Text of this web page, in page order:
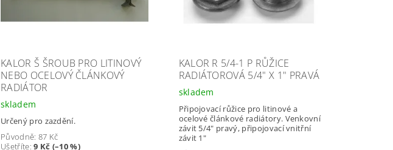
KALOR Š ŠROUB PRO LITINOVÝ
NEBO OCELOVÝ ČLÁNKOVÝ
RADIÁTOR
skladem
Určený pro zazdění.
Původně: 87 Kč
Ušetříte:9 Kč (–10 %)
KALOR R 5/4-1 P RŮŽICE
RADIÁTOROVÁ 5/4" X 1" PRAVÁ
skladem
Připojovací růžice pro litinové a
ocelové článkové radiátory. Venkovní
závit 5/4" pravý, připojovací vnitřní
závit 1"